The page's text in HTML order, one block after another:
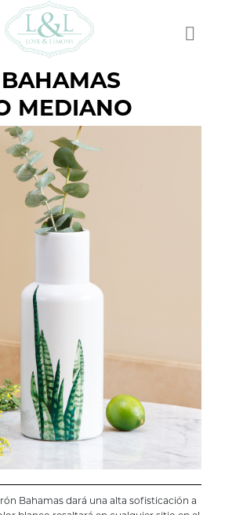
MEDIANO
Bahamas dará una alta sofisticación a